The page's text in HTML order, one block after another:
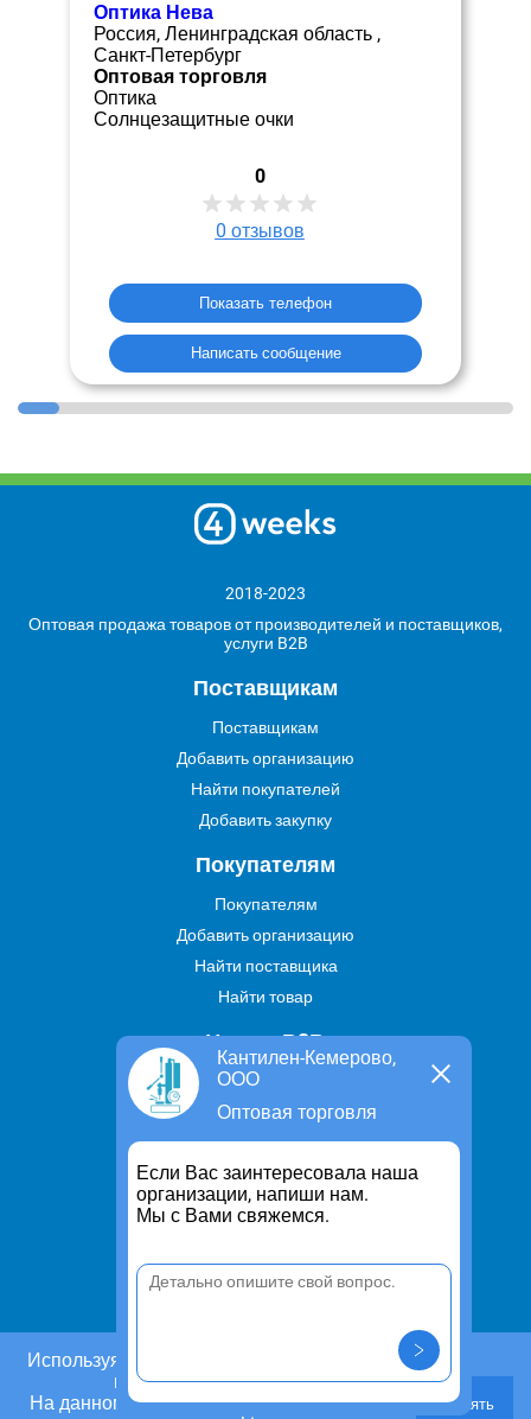
Оптика Нева
Россия, Ленинградская область ,
Санкт-Петербург
Оптовая торговля
Оптика
Солнцезащитные очки
0
0 отзывов
Показать телефон
Написать сообщение
Кантилен-Кемерово,
ООО
Оптовая торговля
Если Вас заинтересовала наша
организации, напиши нам.
Мы с Вами свяжемся.
Используя этот сайт, Вы даете согласие на
использование cookies.
На данном этапе Вы можете отказаться от
Принять
2018-2023
Оптовая продажа товаров от производителей и поставщиков,
услуги B2B
Поставщикам
Поставщикам
Добавить организацию
Найти покупателей
Добавить закупку
Покупателям
Покупателям
Добавить организацию
Найти поставщика
Найти товар
Услуги В2В
Найти услугу
Предложить свою услугу
Дропшиппинг
Транспортные услуги
Информация
Политика конфиденциальности
Контакты